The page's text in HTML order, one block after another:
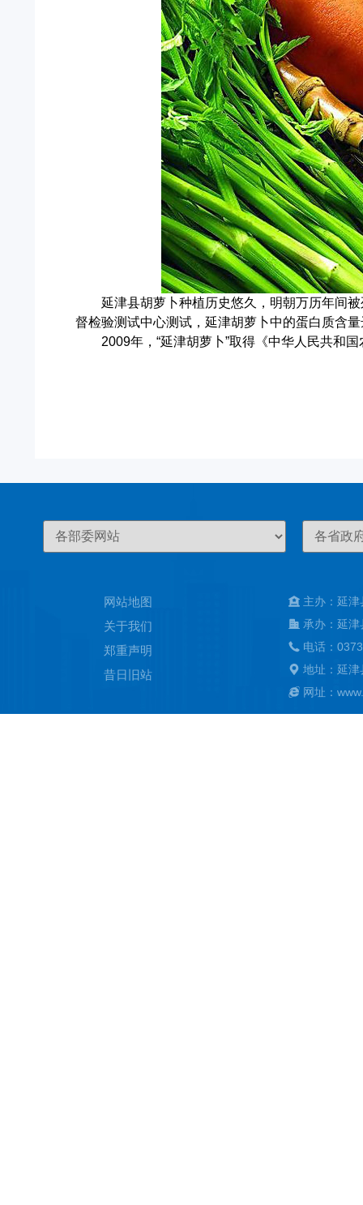
延津县胡萝卜种植历史悠久，明朝万历年间
督检验测试中心测试，延津胡萝卜中的蛋白质含量
2009年， “延津胡萝卜”取得《中华人民共和
网站地图
关于我们
郑重声明
昔日旧站
主办：延
承办：延
电话：
地址：延
网址：